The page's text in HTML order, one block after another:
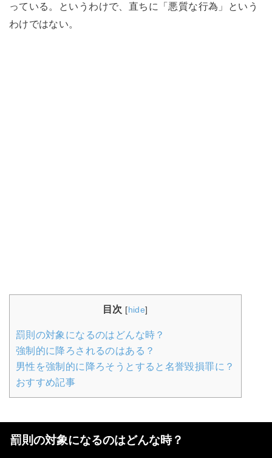
っている。というわけで、直ちに「悪質な行為」という
わけではない。
目次 [hide]
罰則の対象になるのはどんな時？
強制的に降ろされるのはある？
男性を強制的に降ろそうとすると名誉毀損罪に？
おすすめ記事
罰則の対象になるのはどんな時？